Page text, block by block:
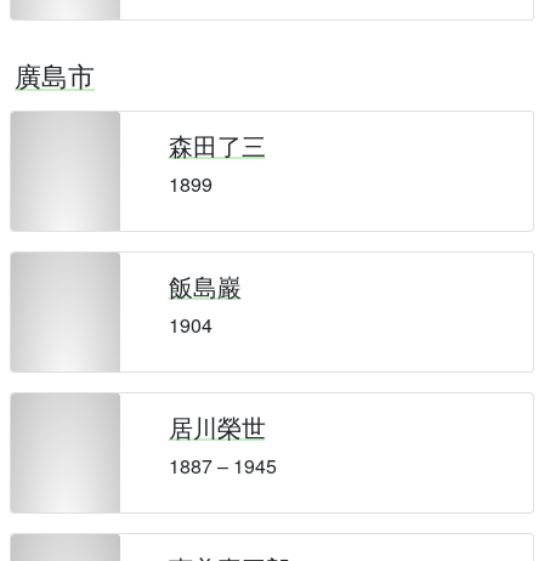
廣島市
森田了三
1899
飯島巖
1904
居川榮世
1887 – 1945